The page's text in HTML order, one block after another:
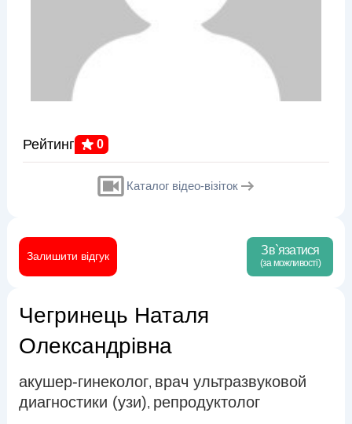
Рейтинг 0
Каталог відео-візіток
Залишити відгук Зв`язатися
(за можливості)
Чегринець Наталя
Олександрівна
акушер-гинеколог, врач ультразвуковой
диагностики (узи), репродуктолог